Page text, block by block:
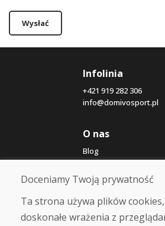
Wysłać
Infolinia
+421 919 282 306
info@domivosport.pl
O nas
Blog
O nas
Sklep
Kontakt
Zakup
Doceniamy Twoją prywatność
Ta strona używa plików
doskonałe wrażenia z